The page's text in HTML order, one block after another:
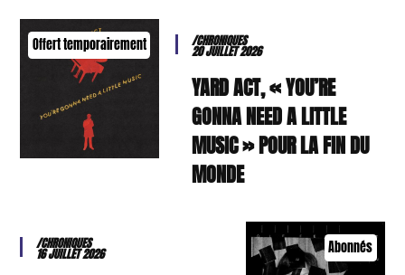
Offert temporairement /CHRONIQUES
20 JUILLET 2026
YARD ACT, « YOU’RE
GONNA NEED A LITTLE
MUSIC » POUR LA FIN DU
MONDE
Abonnés
/CHRONIQUES
16 JUILLET 2026